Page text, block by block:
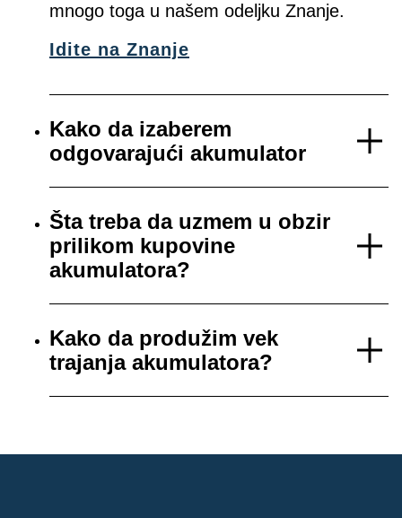
mnogo toga u našem odeljku Znanje.
Idite na Znanje
Kako da izaberem
odgovarajući akumulator
Šta treba da uzmem u obzir
prilikom kupovine
akumulatora?
Kako da produžim vek
trajanja akumulatora?